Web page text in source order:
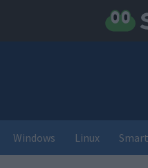
Windows Linux